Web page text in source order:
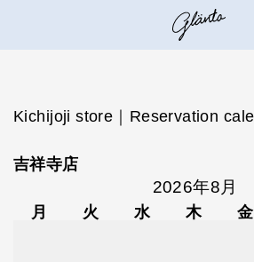
Kichijoji store｜Reservation
吉祥寺店
2026年8月
月 火 水 木 金